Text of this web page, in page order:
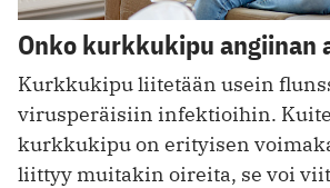
Onko kurkkukipu angiinan
Kurkkukipu liitetään usein
virusperäisiin infektioihin.
kurkkukipu on erityisen
liittyy muitakin oireita, se voi